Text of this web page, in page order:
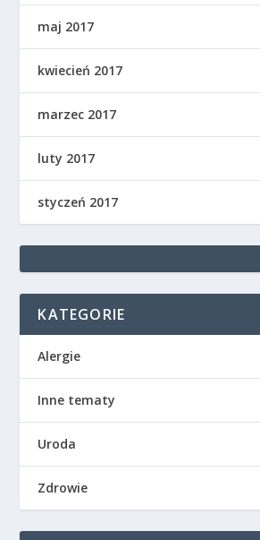
maj 2017
kwiecień 2017
marzec 2017
luty 2017
styczeń 2017
KATEGORIE
Alergie
Inne tematy
Uroda
Zdrowie